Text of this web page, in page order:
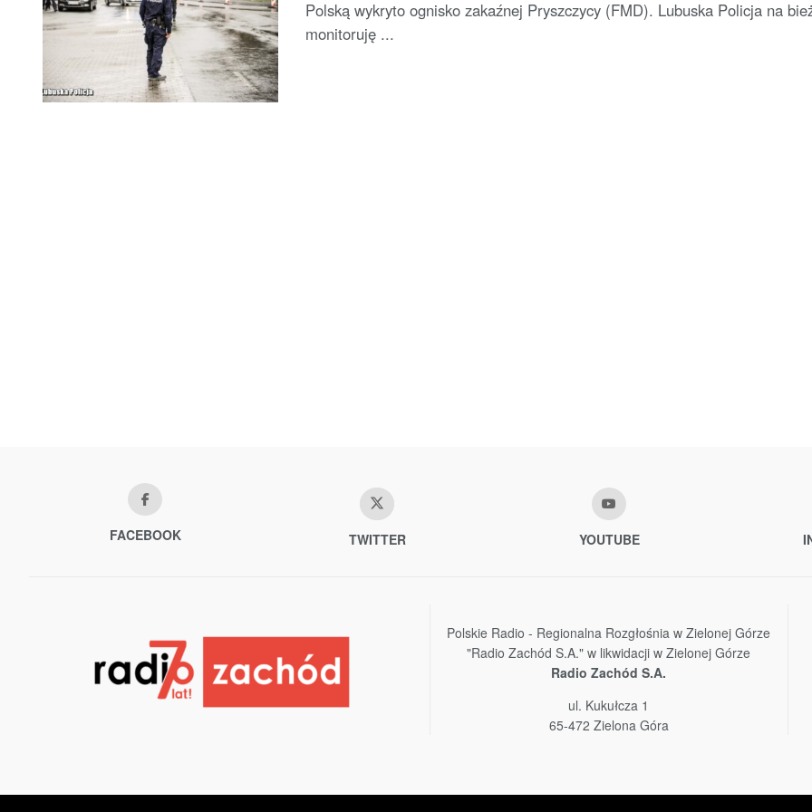
Polską wykryto ognisko zakaźnej Pryszczycy (FMD). Lubuska Policja na
monitoruję ...
FACEBOOK TWITTER YOUTUBE
Polskie Radio - Regionalna Rozgłośnia w Zielonej Górze
"Radio Zachód S.A." w likwidacji w Zielonej Górze
Radio Zachód S.A.
ul. Kukułcza 1
65-472 Zielona Góra